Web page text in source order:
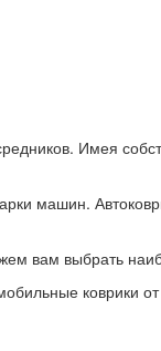
Имея
машин.
вам выбрать
коврики от